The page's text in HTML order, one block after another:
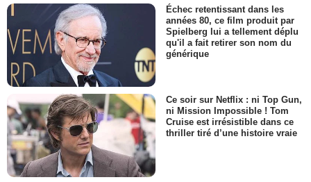
Échec retentissant dans les
années 80, ce film produit par
Spielberg lui a tellement déplu
qu'il a fait retirer son nom du
générique
Ce soir sur Netflix : ni Top Gun,
ni Mission Impossible ! Tom
Cruise est irrésistible dans ce
thriller tiré d’une histoire vraie